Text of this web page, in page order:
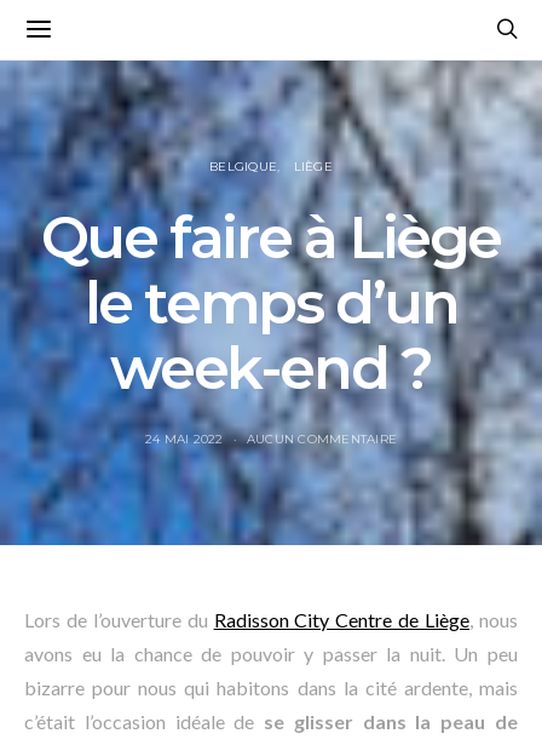
BELGIQUE LIÈGE
Que faire à Liège
le temps d’un
week-end ?
24 MAI 2022 AUCUN COMMENTAIRE
Lors de l’ouverture du Radisson City Centre de Liège, nous
avons eu la chance de pouvoir y passer la nuit. Un peu
bizarre pour nous qui habitons dans la cité ardente, mais
c’était l’occasion idéale de se glisser dans la peau de